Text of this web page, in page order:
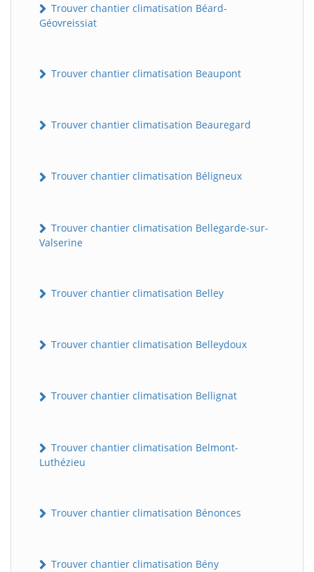
Trouver chantier climatisation Béard-
Géovreissiat
Trouver chantier climatisation Beaupont
Trouver chantier climatisation Beauregard
Trouver chantier climatisation Béligneux
Trouver chantier climatisation Bellegarde-sur-
Valserine
Trouver chantier climatisation Belley
Trouver chantier climatisation Belleydoux
Trouver chantier climatisation Bellignat
Trouver chantier climatisation Belmont-
Luthézieu
Trouver chantier climatisation Bénonces
Trouver chantier climatisation Bény